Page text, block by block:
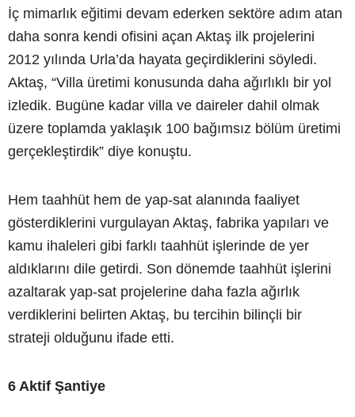
İç mimarlık eğitimi devam ederken sektöre adım atan
daha sonra kendi ofisini açan Aktaş ilk projelerini
2012 yılında Urla’da hayata geçirdiklerini söyledi.
Aktaş, “Villa üretimi konusunda daha ağırlıklı bir yol
izledik. Bugüne kadar villa ve daireler dahil olmak
üzere toplamda yaklaşık 100 bağımsız bölüm üretimi
gerçekleştirdik” diye konuştu.
Hem taahhüt hem de yap-sat alanında faaliyet
gösterdiklerini vurgulayan Aktaş, fabrika yapıları ve
kamu ihaleleri gibi farklı taahhüt işlerinde de yer
aldıklarını dile getirdi. Son dönemde taahhüt işlerini
azaltarak yap-sat projelerine daha fazla ağırlık
verdiklerini belirten Aktaş, bu tercihin bilinçli bir
strateji olduğunu ifade etti.
6 Aktif Şantiye